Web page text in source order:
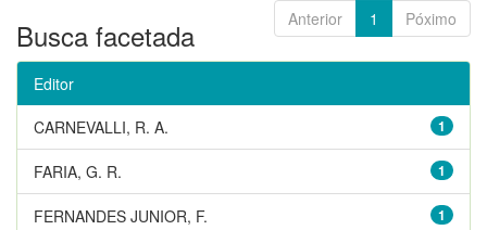
Anterior 1 Póximo
Busca facetada
Editor
1
CARNEVALLI, R. A.
1
FARIA, G. R.
1
FERNANDES JUNIOR, F.